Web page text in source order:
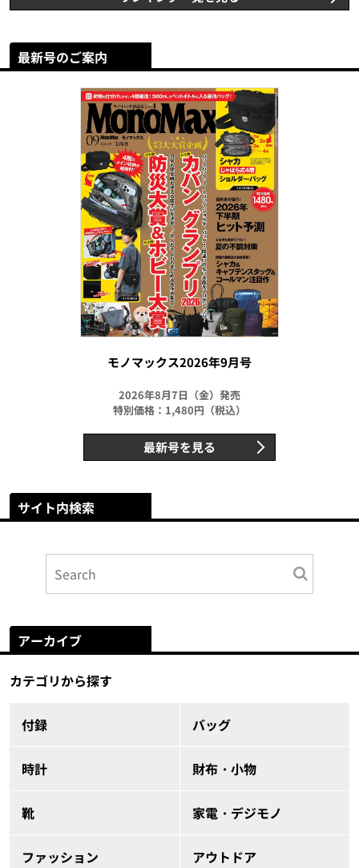
最新号のご案内
モノマックス2026年9月号
2026年8月7日（金）発売
特別価格：1,480円（税込）
最新号を見る
サイト内検索
アーカイブ
カテゴリから探す
付録 バッグ
時計 財布・小物
靴 家電・デジモノ
ファッション アウトドア